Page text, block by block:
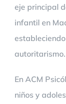
eje principal
infantil en
autoritarismo.
En ACM
niños y